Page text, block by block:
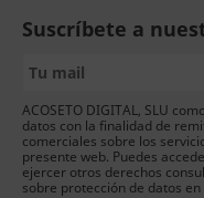
Suscríbete a
ACOSETO DIGITAL, SLU
datos con la finalidad de
comerciales sobre los
presente web. Puedes
ejercer otros derechos
sobre protección de datos